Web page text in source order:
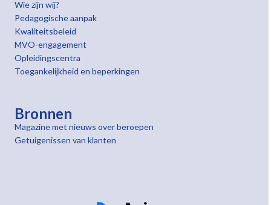
Wie zijn wij?
Pedagogische aanpak
Kwaliteitsbeleid
MVO-engagement
Opleidingscentra
Toegankelijkheid en beperkingen
Bronnen
Magazine met nieuws over beroepen
Getuigenissen van klanten